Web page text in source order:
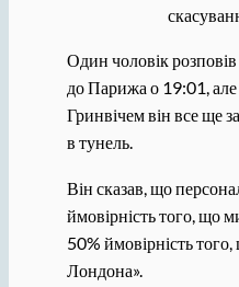
Один чоловік
до Парижа о 19:01,
Гринвічем він все ще
в тунель.
Він сказав, що
ймовірність того, що
50% ймовірність
Лондона».